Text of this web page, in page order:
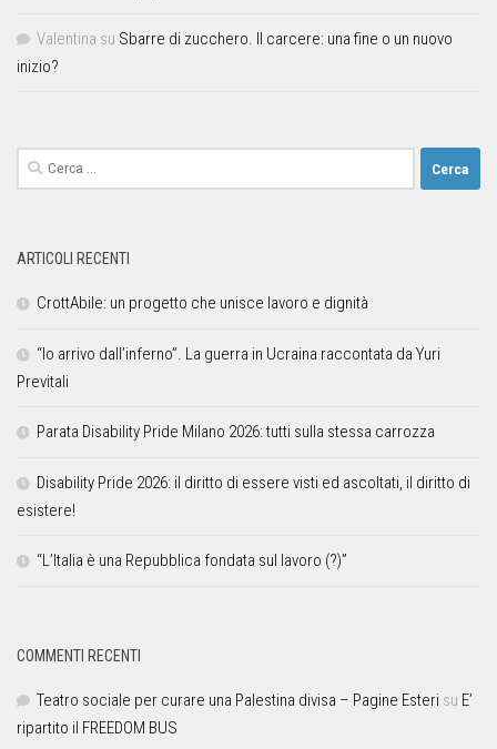
Valentina su Sbarre di zucchero. Il carcere: una fine o un nuovo
inizio?
ARTICOLI RECENTI
CrottAbile: un progetto che unisce lavoro e dignità
“Io arrivo dall’inferno”. La guerra in Ucraina raccontata da Yuri
Previtali
Parata Disability Pride Milano 2026: tutti sulla stessa carrozza
Disability Pride 2026: il diritto di essere visti ed ascoltati, il diritto di
esistere!
“L’Italia è una Repubblica fondata sul lavoro (?)”
COMMENTI RECENTI
Teatro sociale per curare una Palestina divisa – Pagine Esteri su E’
ripartito il FREEDOM BUS